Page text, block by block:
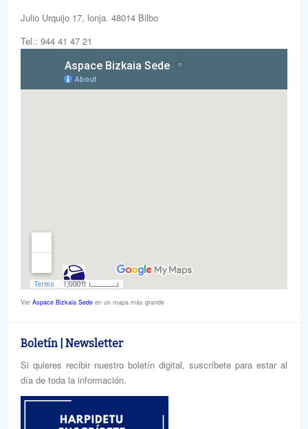
Julio Urquijo 17, lonja. 48014 Bilbo
Tel.: 944 41 47 21
Ver Aspace Bizkaia Sede en un mapa más grande
Boletín | Newsletter
Si quieres recibir nuestro boletín digital, suscríbete para estar al
día de toda la información.